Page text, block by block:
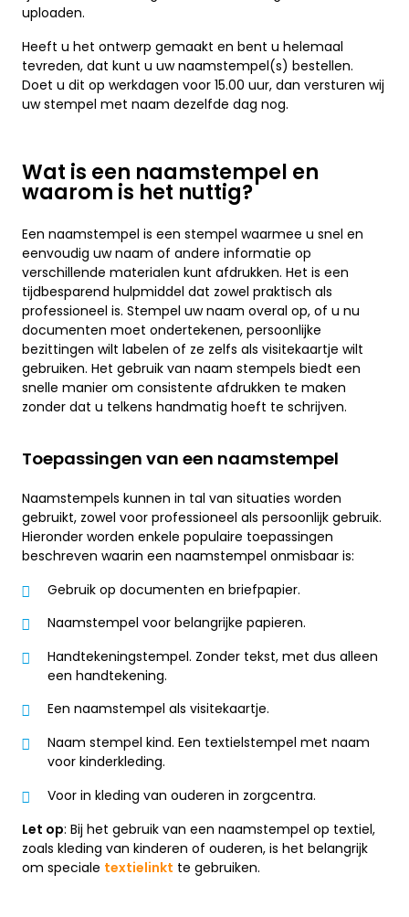
uploaden.
Heeft u het ontwerp gemaakt en bent u helemaal
tevreden, dat kunt u uw naamstempel(s) bestellen.
Doet u dit op werkdagen voor 15.00 uur, dan versturen wij
uw stempel met naam dezelfde dag nog.
Wat is een naamstempel en
waarom is het nuttig?
Een naamstempel is een stempel waarmee u snel en
eenvoudig uw naam of andere informatie op
verschillende materialen kunt afdrukken. Het is een
tijdbesparend hulpmiddel dat zowel praktisch als
professioneel is. Stempel uw naam overal op, of u nu
documenten moet ondertekenen, persoonlijke
bezittingen wilt labelen of ze zelfs als visitekaartje wilt
gebruiken. Het gebruik van naam stempels biedt een
snelle manier om consistente afdrukken te maken
zonder dat u telkens handmatig hoeft te schrijven.
Toepassingen van een naamstempel
Naamstempels kunnen in tal van situaties worden
gebruikt, zowel voor professioneel als persoonlijk gebruik.
Hieronder worden enkele populaire toepassingen
beschreven waarin een naamstempel onmisbaar is:
Gebruik op documenten en briefpapier.
Naamstempel voor belangrijke papieren.
Handtekeningstempel. Zonder tekst, met dus alleen
een handtekening.
Een naamstempel als visitekaartje.
Naam stempel kind. Een textielstempel met naam
voor kinderkleding.
Voor in kleding van ouderen in zorgcentra.
Let op: Bij het gebruik van een naamstempel op textiel,
zoals kleding van kinderen of ouderen, is het belangrijk
om speciale textielinkt te gebruiken.